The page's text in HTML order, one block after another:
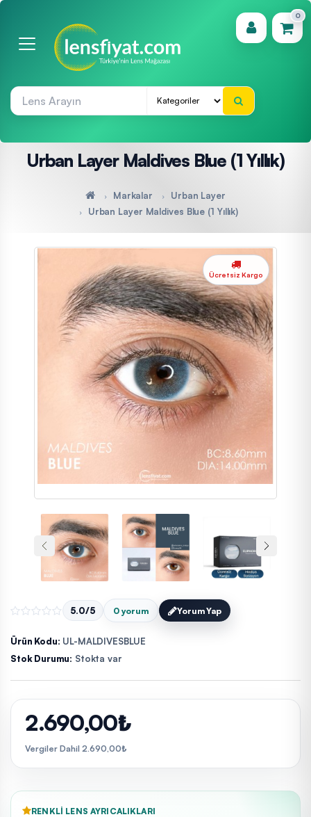
0
(0)
Urban Layer Maldives Blue (1 Yıllık)
Markalar
Urban Layer
Urban Layer Maldives Blue (1 Yıllık)
Ücretsiz Kargo
5.0/5 0 yorum Yorum Yap
Ürün Kodu: UL-MALDIVESBLUE
Stok Durumu: Stokta var
2.690,00₺
Vergiler Dahil 2.690,00₺
RENKLI LENS AYRICALIKLARI